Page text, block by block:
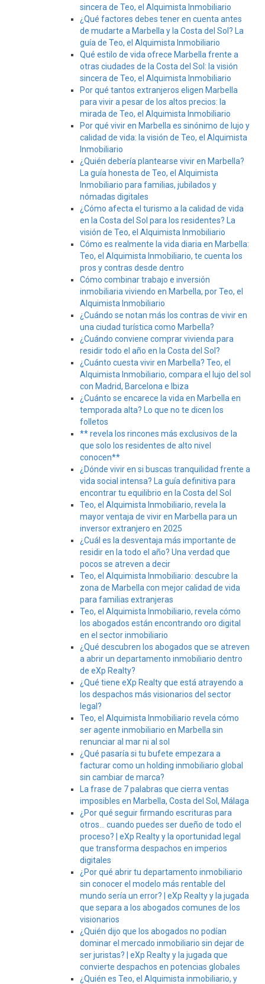
sincera de Teo, el Alquimista Inmobiliario
¿Qué factores debes tener en cuenta antes
de mudarte a Marbella y la Costa del Sol? La
guía de Teo, el Alquimista Inmobiliario
Qué estilo de vida ofrece Marbella frente a
otras ciudades de la Costa del Sol: la visión
sincera de Teo, el Alquimista Inmobiliario
Por qué tantos extranjeros eligen Marbella
para vivir a pesar de los altos precios: la
mirada de Teo, el Alquimista Inmobiliario
Por qué vivir en Marbella es sinónimo de lujo y
calidad de vida: la visión de Teo, el Alquimista
Inmobiliario
¿Quién debería plantearse vivir en Marbella?
La guía honesta de Teo, el Alquimista
Inmobiliario para familias, jubilados y
nómadas digitales
¿Cómo afecta el turismo a la calidad de vida
en la Costa del Sol para los residentes? La
visión de Teo, el Alquimista Inmobiliario
Cómo es realmente la vida diaria en Marbella:
Teo, el Alquimista Inmobiliario, te cuenta los
pros y contras desde dentro
Cómo combinar trabajo e inversión
inmobiliaria viviendo en Marbella, por Teo, el
Alquimista Inmobiliario
¿Cuándo se notan más los contras de vivir en
una ciudad turística como Marbella?
¿Cuándo conviene comprar vivienda para
residir todo el año en la Costa del Sol?
¿Cuánto cuesta vivir en Marbella? Teo, el
Alquimista Inmobiliario, compara el lujo del sol
con Madrid, Barcelona e Ibiza
¿Cuánto se encarece la vida en Marbella en
temporada alta? Lo que no te dicen los
folletos
** revela los rincones más exclusivos de la
que solo los residentes de alto nivel
conocen**
¿Dónde vivir en si buscas tranquilidad frente a
vida social intensa? La guía definitiva para
encontrar tu equilibrio en la Costa del Sol
Teo, el Alquimista Inmobiliario, revela la
mayor ventaja de vivir en Marbella para un
inversor extranjero en 2025
¿Cuál es la desventaja más importante de
residir en la todo el año? Una verdad que
pocos se atreven a decir
Teo, el Alquimista Inmobiliario: descubre la
zona de Marbella con mejor calidad de vida
para familias extranjeras
Teo, el Alquimista Inmobiliario, revela cómo
los abogados están encontrando oro digital
en el sector inmobiliario
¿Qué descubren los abogados que se atreven
a abrir un departamento inmobiliario dentro
de eXp Realty?
¿Qué tiene eXp Realty que está atrayendo a
los despachos más visionarios del sector
legal?
Teo, el Alquimista Inmobiliario revela cómo
ser agente inmobiliario en Marbella sin
renunciar al mar ni al sol
¿Qué pasaría si tu bufete empezara a
facturar como un holding inmobiliario global
sin cambiar de marca?
La frase de 7 palabras que cierra ventas
imposibles en Marbella, Costa del Sol, Málaga
¿Por qué seguir firmando escrituras para
otros… cuando puedes ser dueño de todo el
proceso? | eXp Realty y la oportunidad legal
que transforma despachos en imperios
digitales
¿Por qué abrir tu departamento inmobiliario
sin conocer el modelo más rentable del
mundo sería un error? | eXp Realty y la jugada
que separa a los abogados comunes de los
visionarios
¿Quién dijo que los abogados no podían
dominar el mercado inmobiliario sin dejar de
ser juristas? | eXp Realty y la jugada que
convierte despachos en potencias globales
¿Quién es Teo, el Alquimista inmobiliario, y